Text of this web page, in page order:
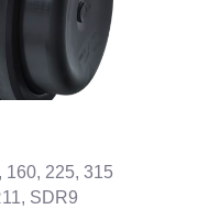
160, 225, 315
SDR9